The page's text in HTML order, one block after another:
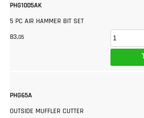
PHG1005AK
5 PC AIR HAMMER BIT SET
83,05
PHG65A
OUTSIDE MUFFLER CUTTER